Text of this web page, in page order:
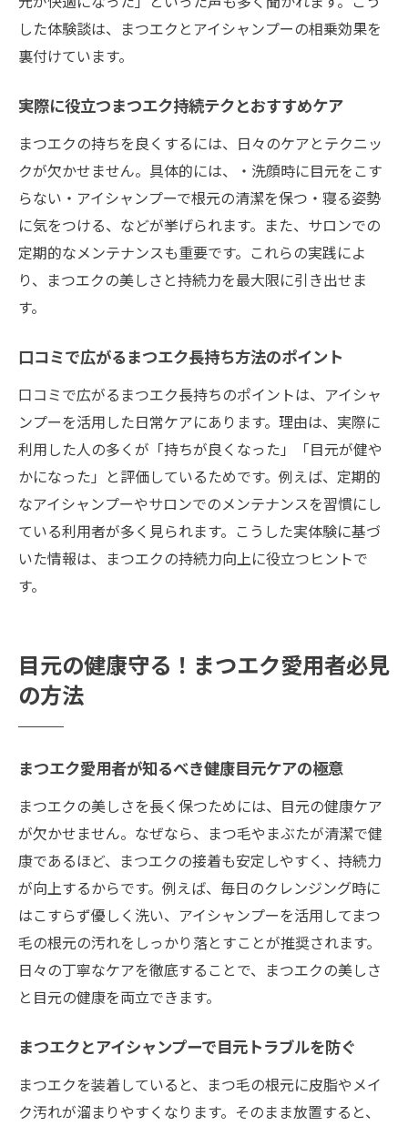
した体験談は、まつエクとアイシャンプーの相乗効果を
裏付けています。
実際に役立つまつエク持続テクとおすすめケア
まつエクの持ちを良くするには、日々のケアとテクニッ
クが欠かせません。具体的には、・洗顔時に目元をこす
らない・アイシャンプーで根元の清潔を保つ・寝る姿勢
に気をつける、などが挙げられます。また、サロンでの
定期的なメンテナンスも重要です。これらの実践によ
り、まつエクの美しさと持続力を最大限に引き出せま
す。
口コミで広がるまつエク長持ち方法のポイント
口コミで広がるまつエク長持ちのポイントは、アイシャ
ンプーを活用した日常ケアにあります。理由は、実際に
利用した人の多くが「持ちが良くなった」「目元が健や
かになった」と評価しているためです。例えば、定期的
なアイシャンプーやサロンでのメンテナンスを習慣にし
ている利用者が多く見られます。こうした実体験に基づ
いた情報は、まつエクの持続力向上に役立つヒントで
す。
目元の健康守る！まつエク愛用者必見
の方法
まつエク愛用者が知るべき健康目元ケアの極意
まつエクの美しさを長く保つためには、目元の健康ケア
が欠かせません。なぜなら、まつ毛やまぶたが清潔で健
康であるほど、まつエクの接着も安定しやすく、持続力
が向上するからです。例えば、毎日のクレンジング時に
はこすらず優しく洗い、アイシャンプーを活用してまつ
毛の根元の汚れをしっかり落とすことが推奨されます。
日々の丁寧なケアを徹底することで、まつエクの美しさ
と目元の健康を両立できます。
まつエクとアイシャンプーで目元トラブルを防ぐ
まつエクを装着していると、まつ毛の根元に皮脂やメイ
ク汚れが溜まりやすくなります。そのまま放置すると、